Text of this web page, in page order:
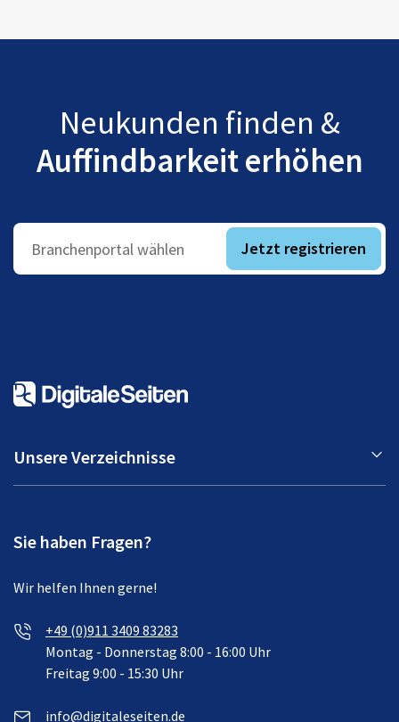
Neukunden finden &
Auffindbarkeit erhöhen
Branchenportal wählen Jetzt registrieren
Unsere Verzeichnisse
Sie haben Fragen?
Wir helfen Ihnen gerne!
+49 (0)911 3409 83283
Montag - Donnerstag 8:00 - 16:00 Uhr
Freitag 9:00 - 15:30 Uhr
info@digitaleseiten.de